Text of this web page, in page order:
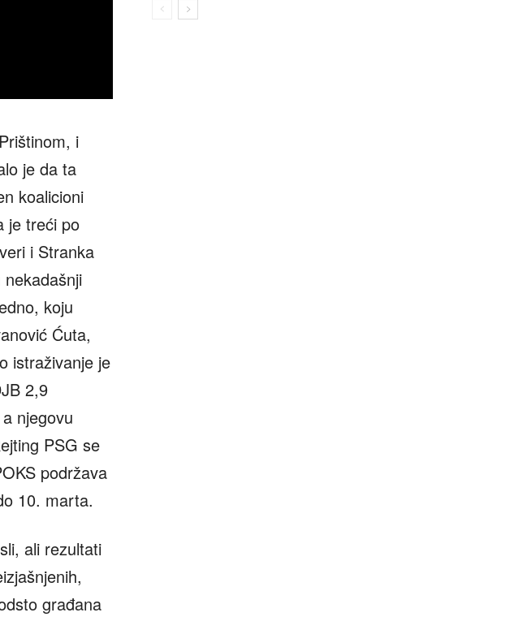
i
je da ta
koalicioni
je treći po
i Stranka
koju
Ćuta,
istraživanje je
2,9
njegovu
PSG se
podržava
10. marta.
ali rezultati
građana